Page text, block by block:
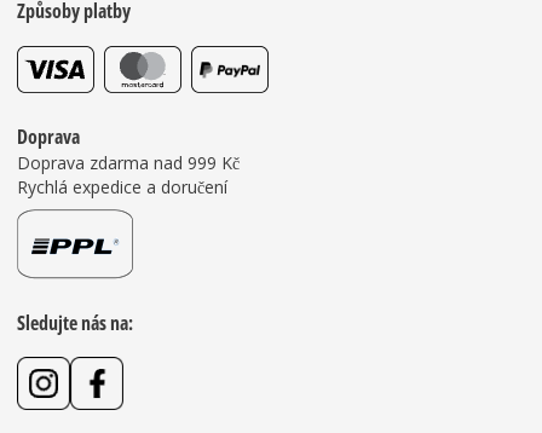
Způsoby platby
Doprava
Doprava zdarma nad 999 Kč
Rychlá expedice a doručení
Sledujte nás na: